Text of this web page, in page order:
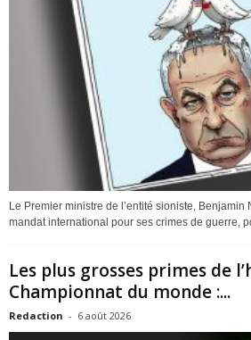
Le Premier ministre de l’entité sioniste,
mandat international pour ses crimes de guerre,
Les plus grosses primes de
Championnat du monde :...
Redaction - 6 août 2026